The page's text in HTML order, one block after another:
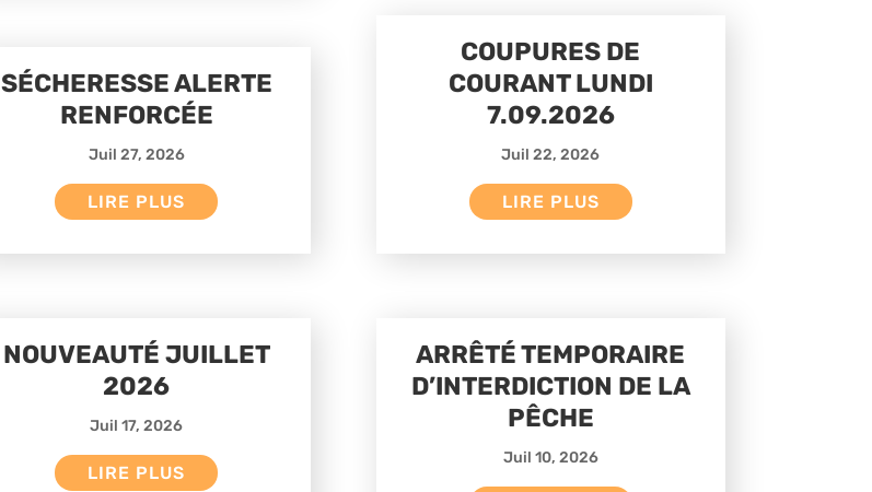
SÉCHERESSE ALERTE
RENFORCÉE
Juil 27, 2026
LIRE PLUS
NOUVEAUTÉ JUILLET
2026
Juil 17, 2026
LIRE PLUS
COUPURES DE
COURANT LUNDI
7.09.2026
Juil 22, 2026
LIRE PLUS
ARRÊTÉ TEMPORAIRE
D’INTERDICTION DE LA
PÊCHE
Juil 10, 2026